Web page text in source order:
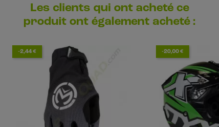
Les clients qui ont acheté ce
produit ont également acheté :
-2,44 € -20,00 €